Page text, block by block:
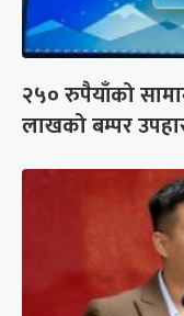
२५० रुपैयाँको
लाखको बम्पर